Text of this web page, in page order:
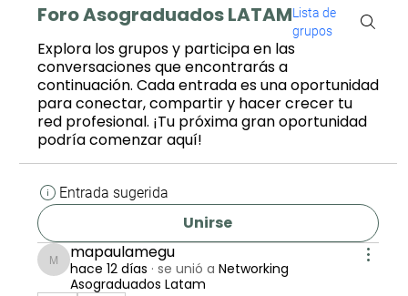
Foro Asograduados LATAMLista de
grupos
Explora los grupos y participa en las
conversaciones que encontrarás a
continuación. Cada entrada es una oportunidad
para conectar, compartir y hacer crecer tu
red profesional. ¡Tu próxima gran oportunidad
podría comenzar aquí!
Entrada sugerida
Unirse
mapaulamegu
mapaulamegu
hace 12 días · se unió a Networking
Asograduados Latam